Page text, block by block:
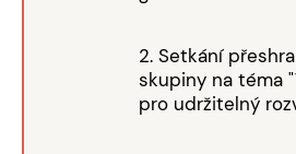
2. Setkání
skupiny na téma
pro udržitelný